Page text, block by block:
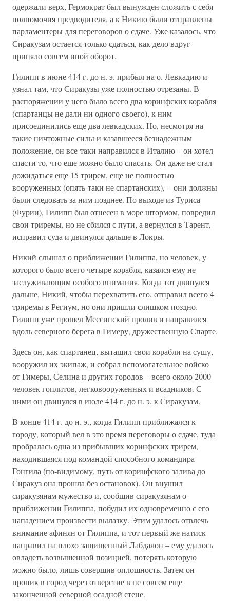
одержали верх, Гермократ был вынужден сложить с себя
полномочия предводителя, а к Никию были отправлены
парламентеры для переговоров о сдаче. Уже казалось, что
Сиракузам остается только сдаться, как дело вдруг
приняло совсем иной оборот.
Гилипп в июне 414 г. до н. э. прибыл на о. Левкадию и
узнал там, что Сиракузы уже полностью отрезаны. В
распоряжении у него было всего два коринфских корабля
(спартанцы не дали ни одного своего), к ним
присоединились еще два левкадских. Но, несмотря на
такие ничтожные силы и казавшееся безнадежным
положение, он все-таки направился в Италию – он хотел
спасти то, что еще можно было спасать. Он даже не стал
дожидаться еще 15 трирем, еще не полностью
вооруженных (опять-таки не спартанских), – они должны
были следовать за ним позднее. По выходе из Туриса
(Фурии), Гилипп был отнесен в море штормом, повредил
свои триремы, но не сбился с пути, а вернулся в Тарент,
исправил суда и двинулся дальше в Локры.
Никий слышал о приближении Гилиппа, но человек, у
которого было всего четыре корабля, казался ему не
заслуживающим особого внимания. Когда тот двинулся
дальше, Никий, чтобы перехватить его, отправил всего 4
триремы в Региум, но они пришли слишком поздно.
Гилипп уже прошел Мессинский пролив и направился
вдоль северного берега в Гимеру, дружественную Спарте.
Здесь он, как спартанец, вытащил свои корабли на сушу,
вооружил их экипаж, и собрал вспомогательное войско
от Гимеры, Селина и других городов – всего около 2000
человек гоплитов, легковооруженных и всадников. С
ними он двинулся в июле 414 г. до н. э. к Сиракузам.
В конце 414 г. до н. э., когда Гилипп приближался к
городу, который вел в это время переговоры о сдаче, туда
пробралась одна из прибывших коринфских трирем,
находившаяся под командой способного командира
Гонгила (по-видимому, путь от коринфского залива до
Сиракуз она прошла без остановок). Он внушил
сиракузянам мужество и, сообщив сиракузянам о
приближении Гилиппа, побудил их одновременно с его
нападением произвести вылазку. Этим удалось отвлечь
внимание афинян от Гилиппа, и тот первый же натиск
направил на плохо защищенный Лабдалон – ему удалось
овладеть возвышенной позицией, потерять которую
можно было, лишь совершив оплошность. Затем он
проник в город через отверстие в не совсем еще
законченной северной осадной стене.